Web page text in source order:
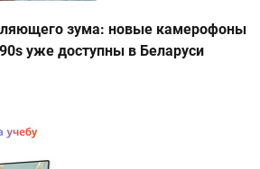
зума: новые камерофоны
уже доступны в Беларуси